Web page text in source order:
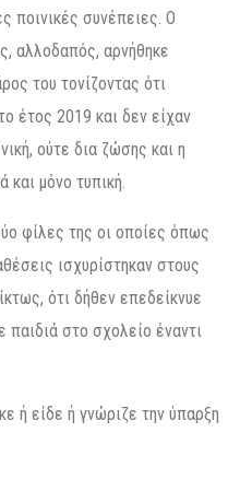
ποινικές συνέπειες. Ο
αλλοδαπός, αρνήθηκε
του τονίζοντας ότι
έτος 2019 και δεν είχαν
ούτε δια ζώσης και η
μόνο τυπική.
φίλες της οι οποίες όπως
ισχυρίστηκαν στους
ότι δήθεν επεδείκνυε
στο σχολείο έναντι
ή είδε ή γνώριζε την ύπαρξη